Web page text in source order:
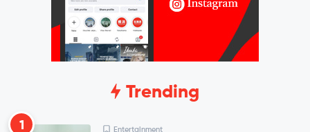
Trending
1 Entertainment